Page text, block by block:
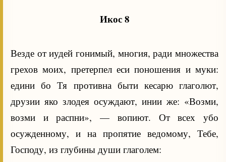
Икос 8
Везде от иудей гонимый, многия, ради множества
грехов моих, претерпел еси поношения и муки:
едини бо Тя противна быти кесарю глаголют,
друзии яко злодея осуждают, инии же: «Возми,
возми и распни», — вопиют. От всех убо
осужденному, и на пропятие ведомому, Тебе,
Господу, из глубины души глаголем: